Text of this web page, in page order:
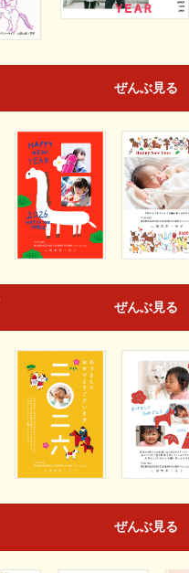
ぜんぶ見る
ぜんぶ見る
ぜんぶ見る